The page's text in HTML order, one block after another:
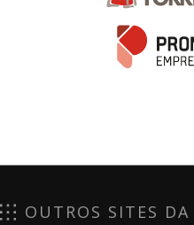
OUTROS SITES